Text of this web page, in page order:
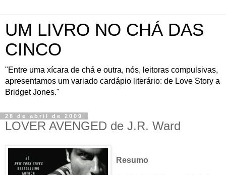
UM LIVRO NO CHÁ DAS
CINCO
"Entre uma xícara de chá e outra, nós, leitoras compulsivas,
apresentamos um variado cardápio literário: de Love Story a
Bridget Jones."
28 de abril de 2009
LOVER AVENGED de J.R. Ward
Resumo